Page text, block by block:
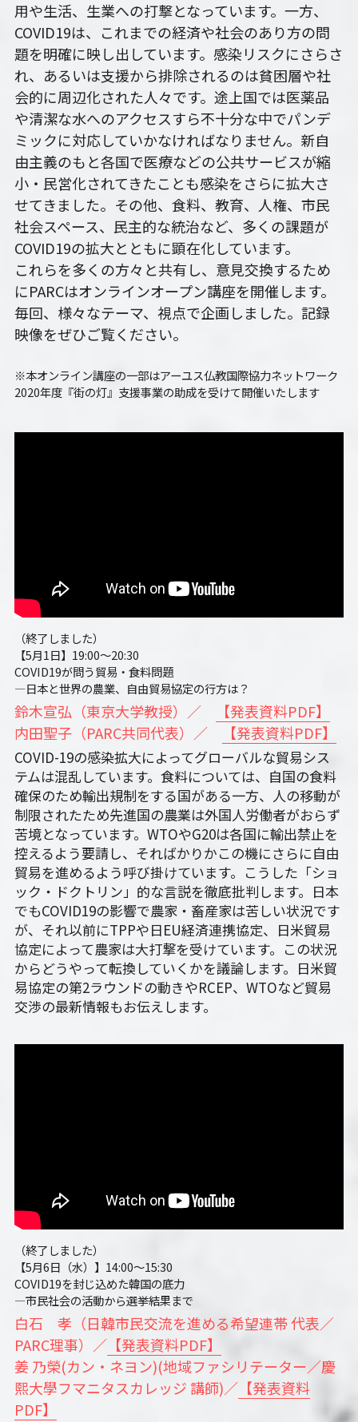
用や生活、生業への打撃となっています。一方、
COVID19は、これまでの経済や社会のあり方の問
題を明確に映し出しています。感染リスクにさらさ
れ、あるいは支援から排除されるのは貧困層や社
会的に周辺化された人々です。途上国では医薬品
や清潔な水へのアクセスすら不十分な中でパンデ
ミックに対応していかなければなりません。新自
由主義のもと各国で医療などの公共サービスが縮
小・民営化されてきたことも感染をさらに拡大さ
せてきました。その他、食料、教育、人権、市民
社会スペース、民主的な統治など、多くの課題が
COVID19の拡大とともに顕在化しています。
これらを多くの方々と共有し、意見交換するため
にPARCはオンラインオープン講座を開催します。
毎回、様々なテーマ、視点で企画しました。記録
映像をぜひご覧ください。
※本オンライン講座の一部はアーユス仏教国際協力ネットワーク
2020年度『街の灯』支援事業の助成を受けて開催いたします
（終了しました）
【5月1日】19:00～20:30
COVID19が問う貿易・食料問題
―日本と世界の農業、自由貿易協定の行方は？
鈴木宣弘（東京大学教授）／
【発表資料PDF】
内田聖子（PARC共同代表）／
【発表資料PDF】
COVID-19の感染拡大によってグローバルな貿易シス
テムは混乱しています。食料については、自国の食料
確保のため輸出規制をする国がある一方、人の移動が
制限されたため先進国の農業は外国人労働者がおらず
苦境となっています。WTOやG20は各国に輸出禁止を
控えるよう要請し、そればかりかこの機にさらに自由
貿易を進めるよう呼び掛けています。こうした「ショ
ック・ドクトリン」的な言説を徹底批判します。日本
でもCOVID19の影響で農家・畜産家は苦しい状況です
が、それ以前にTPPや日EU経済連携協定、日米貿易
協定によって農家は大打撃を受けています。この状況
からどうやって転換していくかを議論します。日米貿
易協定の第2ラウンドの動きやRCEP、WTOなど貿易
交渉の最新情報もお伝えします。
（終了しました）
【5月6日（水）】14:00～15:30
COVID19を封じ込めた韓国の底力
―市民社会の活動から選挙結果まで
白石　孝（日韓市民交流を進める希望連帯 代表／
PARC理事）／ 【発表資料PDF】
姜 乃榮(カン・ネヨン)(地域ファシリテーター／慶
熙大學フマニタスカレッジ 講師)／ 【発表資料
PDF】
10鎌田講座
09世界ニュース
09世界ニュース
08ルイースの英会話
07英文精読
06それぞれのアイヌ語を受け継ぐ
05コモンズとしての食
04ガンジー読書会
03パレスチナ問題
02平和のための「紛争」論
01フィアレス・シティ2024